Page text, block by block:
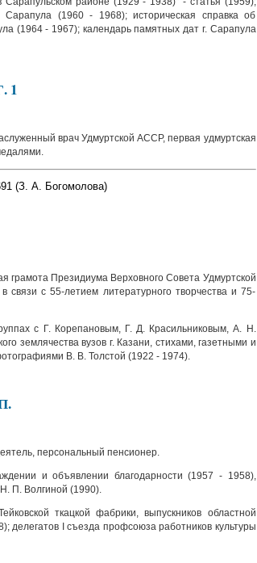
Сарапула (1960 - 1968); историческая справка об
(1964 - 1967); календарь памятных дат г. Сарапула
1
врач Удмуртской АССР, первая удмуртская
(З. А. Богомолова)
грамота Президиума Верховного Совета Удмуртской
с 55-летием литературного творчества и 75-
с Г. Корепановым, Г. Д. Красильниковым, А. Н.
землячества вузов г. Казани, стихами, газетными и
В. В. Толстой (1922 - 1974).
персональный пенсионер.
и объявлении благодарности (1957 - 1958),
П. Волгиной (1990).
ткацкой фабрики, выпускников областной
I съезда профсоюза работников культуры